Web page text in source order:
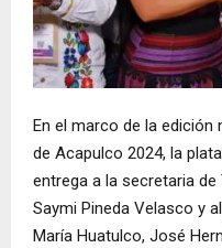
En el marco de la edición
de Acapulco 2024, la
entrega a la secretaria
Saymi Pineda Velasco y
María Huatulco, José